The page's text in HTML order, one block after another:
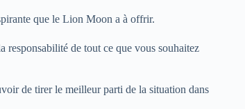
que le Lion Moon a à offrir.
responsabilité de tout ce que vous souhaitez
de tirer le meilleur parti de la situation dans